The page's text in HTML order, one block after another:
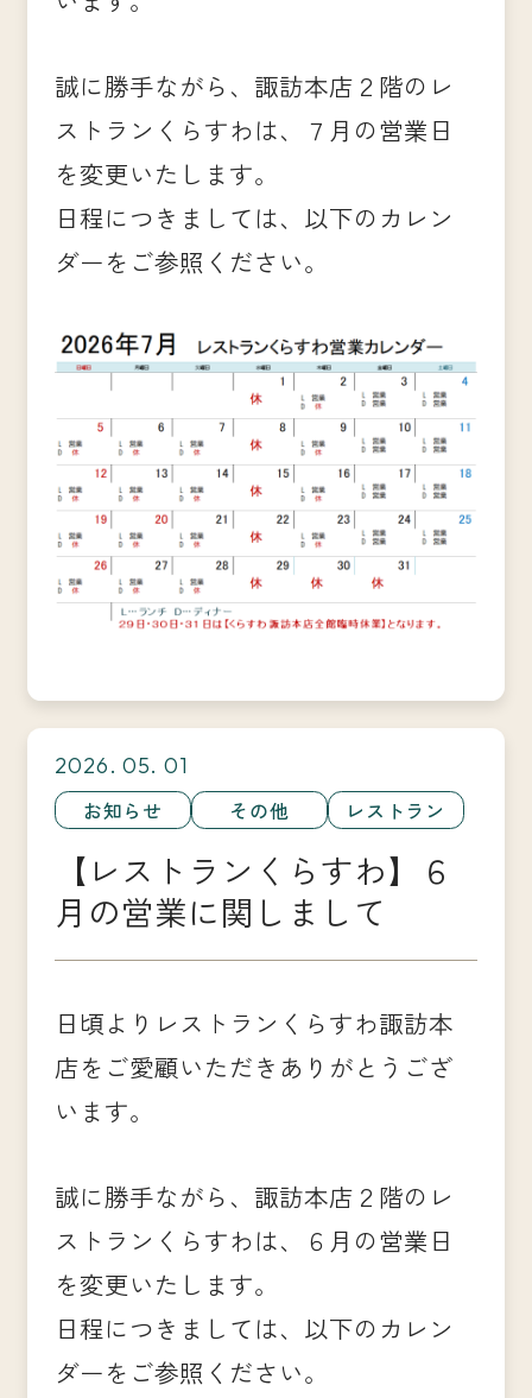
誠に勝手ながら、諏訪本店２階のレ
ストランくらすわは、７月の営業日
を変更いたします。
日程につきましては、以下のカレン
ダーをご参照ください。
2026. 05. 01
お知らせ その他 レストラン
【レストランくらすわ】６
月の営業に関しまして
日頃よりレストランくらすわ諏訪本
店をご愛顧いただきありがとうござ
います。
誠に勝手ながら、諏訪本店２階のレ
ストランくらすわは、６月の営業日
を変更いたします。
日程につきましては、以下のカレン
ダーをご参照ください。